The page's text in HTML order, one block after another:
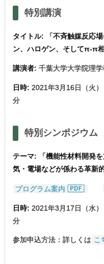
特別講演
タイトル: 「不斉触媒反応
ン、ハロゲン、そしてπ-π
講演者: 千葉大学大学院理
日時: 2021年3月16日（火 ）
分
特別 シンポジウム
テーマ: 「機能性材料開発を
気・電場などが係わる革新
プログラム案内
日時: 2021年3月17日（水）
分
参加申込方法：詳しくは こ